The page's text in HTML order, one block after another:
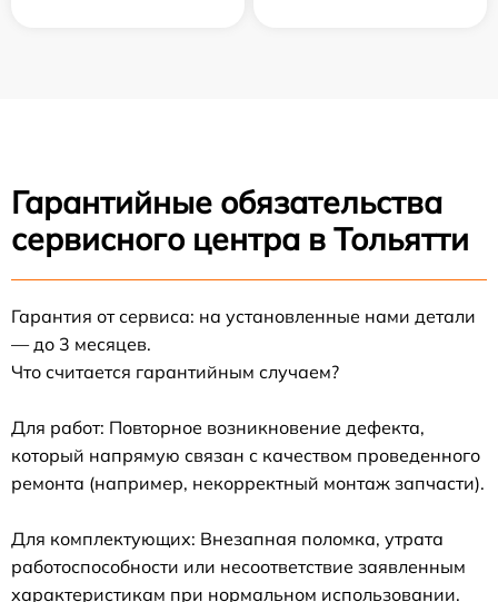
Гарантийные обязательства
сервисного центра в Тольятти
Гарантия от сервиса: на установленные нами детали
— до 3 месяцев.
Что считается гарантийным случаем?
Для работ: Повторное возникновение дефекта,
который напрямую связан с качеством проведенного
ремонта (например, некорректный монтаж запчасти).
Для комплектующих: Внезапная поломка, утрата
работоспособности или несоответствие заявленным
характеристикам при нормальном использовании.